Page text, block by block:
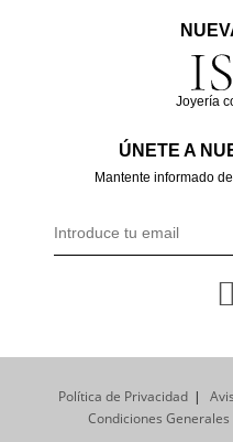
Joyería
ÚNETE A
Mantente informado
Política de Privacidad
Condiciones Generales